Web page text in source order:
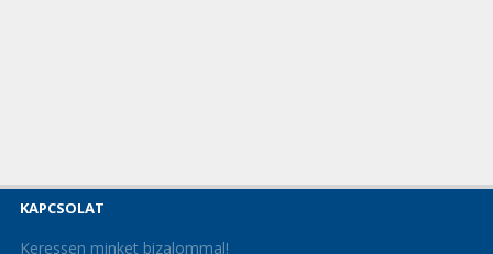
KAPCSOLAT
Keressen minket bizalommal!